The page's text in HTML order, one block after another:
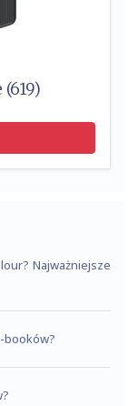
Najważniejsze
booków?